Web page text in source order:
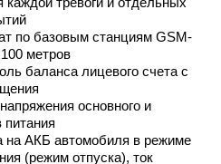
по базовым станциям GSM-
метров
баланса лицевого счета с
основного и
питания
на АКБ автомобиля в режиме
(режим отпуска), ток